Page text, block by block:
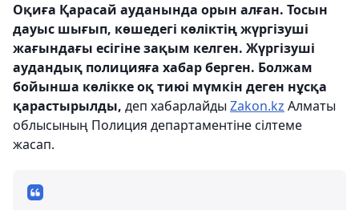
Оқиға Қарасай ауданында орын алған. Тосын
дауыс шығып, көшедегі көліктің жүргізуші
жағындағы есігіне зақым келген. Жүргізуші
аудандық полицияға хабар берген. Болжам
бойынша көлікке оқ тиюі мүмкін деген нұсқа
қарастырылды, деп хабарлайды Zakon.kz Алматы
облысының Полиция департаментіне сілтеме
жасап.